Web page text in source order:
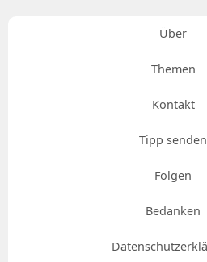
Über
Themen
Kontakt
Tipp senden
Folgen
Bedanken